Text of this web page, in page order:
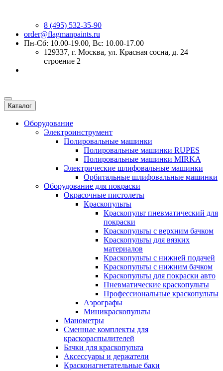
8 (495) 532-35-90
order@flagmanpaints.ru
Пн-Сб: 10.00-19.00, Вс: 10.00-17.00
129337, г. Москва, ул. Красная сосна, д. 24
строение 2
Каталог
Оборудование
Электроинструмент
Полировальные машинки
Полировальные машинки RUPES
Полировальные машинки MIRKA
Электрические шлифовальные машинки
Орбитальные шлифовальные машинки
Оборудование для покраски
Окрасочные пистолеты
Краскопульты
Краскопульт пневматический для
покраски
Краскопульты с верхним бачком
Краскопульты для вязких
материалов
Краскопульты с нижней подачей
Краскопульты с нижним бачком
Краскопульты для покраски авто
Пневматические краскопульты
Профессиональные краскопульты
Аэрографы
Миникраскопульты
Манометры
Сменные комплекты для
краскораспылителей
Бачки для краскопульта
Аксессуары и держатели
Красконагнетательные баки